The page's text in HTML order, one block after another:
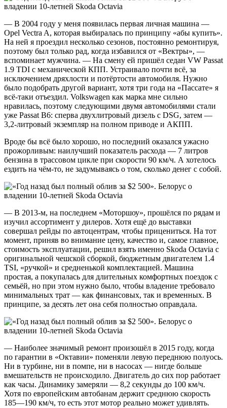
— В 2004 году у меня появилась первая личная машина —
Opel Vectra A, которая выбиралась по принципу «абы купить».
На ней я проездил несколько сезонов, постоянно ремонтируя,
поэтому был только рад, когда избавился от «Вектры», —
вспоминает мужчина. — На смену ей пришёл седан VW Passat
1.9 TDI с механической КПП. Устраивало почти всё, за
исключением дряхлости и потёртости автомобиля. Нужно
было подобрать другой вариант, хотя три года на «Пассате» я
всё-таки отъездил. Volkswagen как марка мне сильно
нравилась, поэтому следующими двумя автомобилями стали
уже Passat B6: сперва двухлитровый дизель с DSG, затем —
3,2-литровый экземпляр на полном приводе и АКПП.
Вроде бы всё было хорошо, но последний оказался ужасно
прожорливым: наилучший показатель расхода — 7 литров
бензина в трассовом цикле при скорости 90 км/ч. А хотелось
ездить на чём-то, не задумываясь о том, сколько денег с собой.
— В 2013-м, на последнем «Моторшоу», прошёлся по рядам и
изучил ассортимент у дилеров. Хотя ещё до выставки
совершал рейды по автоцентрам, чтобы прицениться. На тот
момент, приняв во внимание цену, качество и, самое главное,
стоимость эксплуатации, решил взять именно Skoda Octavia с
оригинальной чешской сборкой, бюджетным двигателем 1.4
TSI, «ручкой» и средненькой комплектацией. Машина
простая, а покупалась для длительных комфортных поездок с
семьёй, но при этом нужно было, чтобы владение требовало
минимальных трат — как финансовых, так и временных. В
принципе, за десять лет она себя полностью оправдала.
— Наиболее значимый ремонт произошёл в 2015 году, когда
по гарантии в «Октавии» поменяли левую переднюю полуось.
Ни в турбине, ни в помпе, ни в насосах — нигде больше
вмешательств не происходило. Двигатель до сих пор работает
как часы. Динамику замеряли — 8,2 секунды до 100 км/ч.
Хотя по европейским автобанам держит среднюю скорость
185—190 км/ч, то есть этот мотор реально может удивлять.